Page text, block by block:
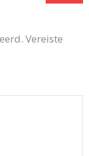
Vereiste